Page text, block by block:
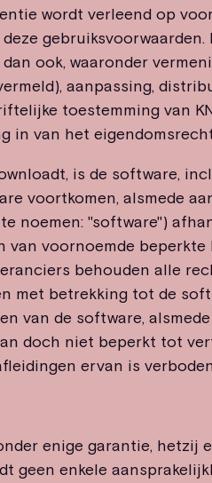
wordt verleend op
gebruiksvoorwaarden.
ook, waaronder
aanpassing,
toestemming van
in van het eigendomsrecht
is de software,
voortkomen, alsmede
noemen: "software")
van voornoemde beperkte
behouden alle
met betrekking tot de
van de software,
doch niet beperkt tot
ervan is
enige garantie, hetzij
geen enkele